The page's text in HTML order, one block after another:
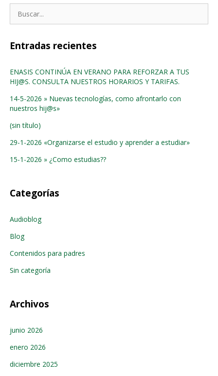
Entradas recientes
ENASIS CONTINÚA EN VERANO PARA REFORZAR A TUS
HIJ@S. CONSULTA NUESTROS HORARIOS Y TARIFAS.
14-5-2026 » Nuevas tecnologías, como afrontarlo con
nuestros hij@s»
(sin título)
29-1-2026 «Organizarse el estudio y aprender a estudiar»
15-1-2026 » ¿Como estudias??
Categorías
Audioblog
Blog
Contenidos para padres
Sin categoría
Archivos
junio 2026
enero 2026
diciembre 2025